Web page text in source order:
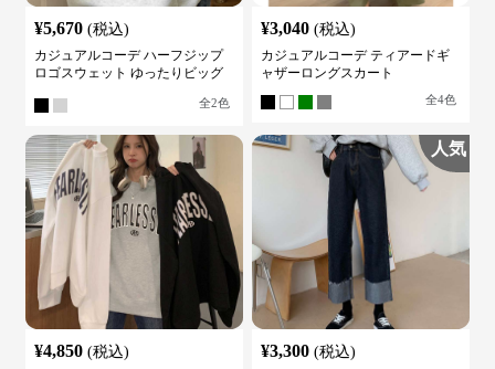
¥5,670 (税込)
カジュアルコーデ ハーフジップ
ロゴスウェット ゆったりビッグ
全2色
¥3,040 (税込)
カジュアルコーデ ティアードギ
ャザーロングスカート
全4色
¥4,850 (税込)
人気
¥3,300 (税込)